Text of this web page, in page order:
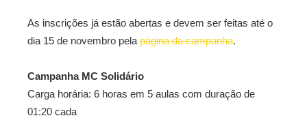
As inscrições já estão abertas e devem ser feitas até o
dia 15 de novembro pela página da campanha.
Campanha MC Solidário
Carga horária: 6 horas em 5 aulas com duração de
01:20 cada